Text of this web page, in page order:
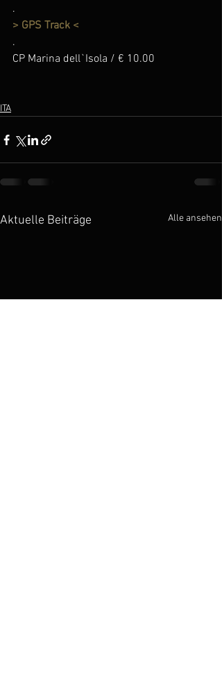
.
> GPS Track <
.
CP Marina dell`Isola / € 10.00
ITA
Aktuelle Beiträge Alle ansehen